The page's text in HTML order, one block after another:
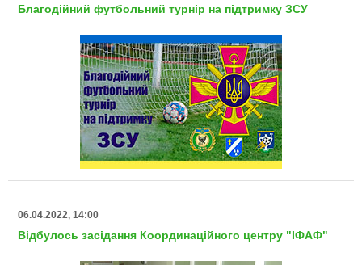
Благодійний футбольний турнір на підтримку ЗСУ
06.04.2022, 14:00
Відбулось засідання Координаційного центру "ІФАФ"